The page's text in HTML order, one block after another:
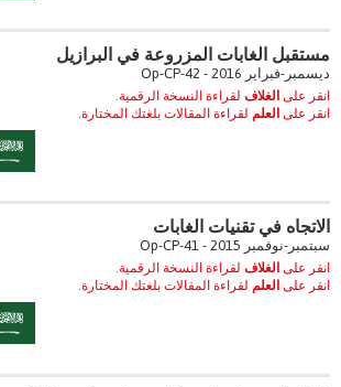
مستقبل الغابات المزروعة في البرازيل
ديسمبر-فبراير 2016 - Op-CP-42
انقر على الغلاف لقراءة النسخة الرقمية.
انقر على العلم لقراءة المقالات بلغتك المختارة.
الاتجاه في تقنيات الغابات
سبتمبر-نوفمبر 2015 - Op-CP-41
انقر على الغلاف لقراءة النسخة الرقمية.
انقر على العلم لقراءة المقالات بلغتك المختارة.